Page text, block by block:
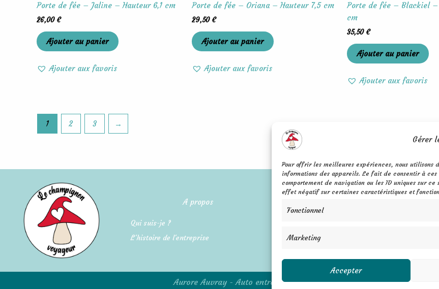
Gérer
Pour offrir les meilleures expériences, nous utilisons
informations des appareils. Le fait de consentir à
comportement de navigation ou les ID uniques sur
effet négatif sur certaines caractéristiques et
Fonctionnel
Marketing
Accepter
Porte de fée – Jaline – Hauteur 6,1 cm
26,00€
Ajouter au panier
Ajouter aux favoris
Porte de fée – Oriana – Hauteur 7,5 cm
29,50€
Ajouter au panier
Ajouter aux favoris
Porte de fée – Blackiel –
cm
35,50€
Ajouter au panier
Ajouter aux favoris
1 2 3 →
A propos
Qui suis-je ?
L'histoire de l'entreprise
Mentions légales
C.G.V.
Aurore Auvray - Auto entrepreneure - Siret 879 177 400 00014